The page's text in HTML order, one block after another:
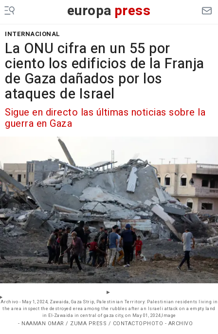
europa press
INTERNACIONAL
La ONU cifra en un 55 por
ciento los edificios de la Franja
de Gaza dañados por los
ataques de Israel
Sigue en directo las últimas noticias sobre la
guerra en Gaza
Archivo - May 1, 2024, Zawaida, Gaza Strip, Palestinian Territory: Palestinian residents living in
the area inspect the destroyed erea among the rubbles after an Israeli attack on a empty land
in El-Zawaida in central of gaza city, on May 01, 2024,Image
- NAAMAN OMAR / ZUMA PRESS / CONTACTOPHOTO - ARCHIVO